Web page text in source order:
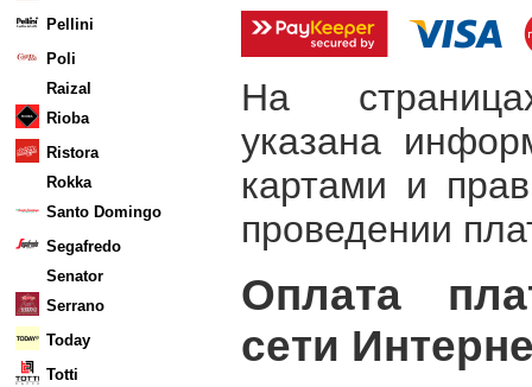
Pellini
Poli
Raizal
Rioba
Ristora
Rokka
Santo Domingo
Segafredo
Senator
Serrano
Today
Totti
На
указана
картами и
проведении
Оплата
сети